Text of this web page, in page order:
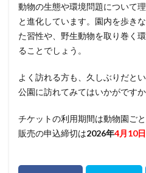
動物の生態や環境問題について
と進化しています。園内を歩き
た習性や、野生動物を取り巻く
ることでしょう。
よく訪れる方も、久しぶりだと
公園に訪れてみてはいかがですか
チケットの利用期間は動物園ご
販売の申込締切は2026年4月10日